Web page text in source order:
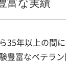
35年以上の間
豊富なベテラ